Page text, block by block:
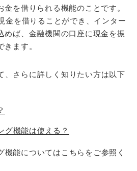
を借りられる機能のことです。
金を借りることができ、インター
めば、金融機関の口座に現金を振
ます。
、さらに詳しく知りたい方は以下
グ機能は使える？
機能についてはこちらをご参照く